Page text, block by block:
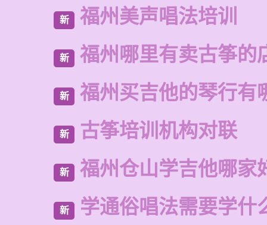
新 福州美声唱法培训
新 福州哪里有卖古筝的
新 福州买吉他的琴行有
新 古筝培训机构对联
新 福州仓山学吉他哪家
新 学通俗唱法需要学什